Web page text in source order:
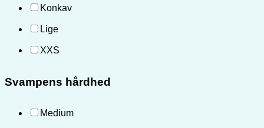
Konkav
Lige
XXS
Svampens hårdhed
Medium